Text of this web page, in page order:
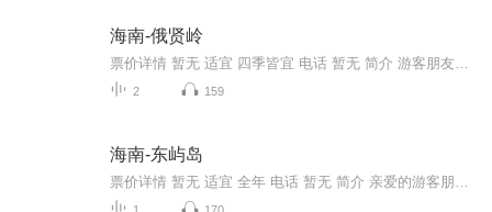
海南-俄贤岭
2 159
海南-东屿岛